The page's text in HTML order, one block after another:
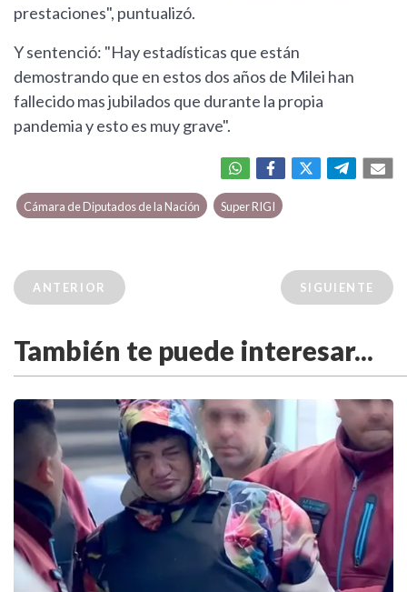
prestaciones", puntualizó.
Y sentenció: "Hay estadísticas que están
demostrando que en estos dos años de Milei han
fallecido mas jubilados que durante la propia
pandemia y esto es muy grave".
Cámara de Diputados de la Nación Super RIGI
ANTERIOR SIGUIENTE
También te puede interesar...